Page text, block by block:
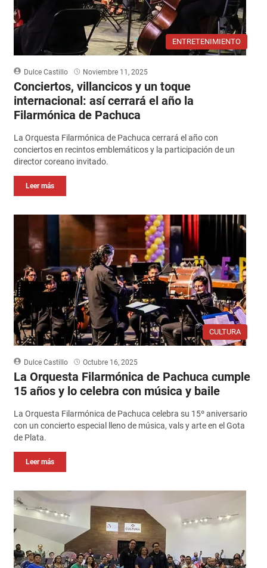
ENTRETENIMIENTO
Dulce Castillo Noviembre 11, 2025
Conciertos, villancicos y un toque
internacional: así cerrará el año la
Filarmónica de Pachuca
La Orquesta Filarmónica de Pachuca cerrará el año con
conciertos en recintos emblemáticos y la participación de un
director coreano invitado.
Leer más
CULTURA
Dulce Castillo Octubre 16, 2025
La Orquesta Filarmónica de Pachuca cumple
15 años y lo celebra con música y baile
La Orquesta Filarmónica de Pachuca celebra su 15º aniversario
con un concierto especial lleno de música, vals y arte en el Gota
de Plata.
Leer más